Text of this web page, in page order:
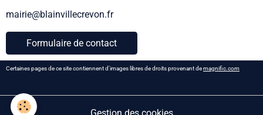
mairie@blainvillecrevon.fr
Formulaire de contact
Certaines pages de ce site contiennent d'images libres de droits provenant demagnific.com